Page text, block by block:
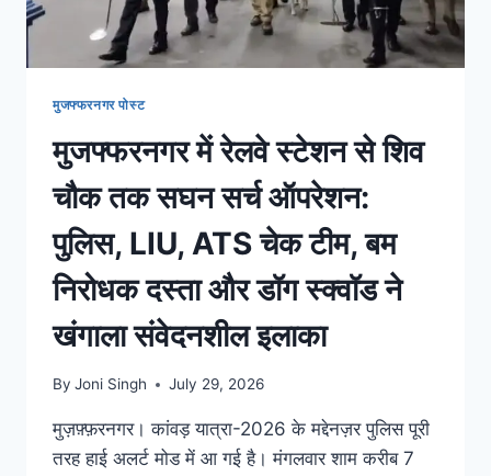
मुजफ्फरनगर पोस्ट
मुजफ्फरनगर में रेलवे स्टेशन से शिव
चौक तक सघन सर्च ऑपरेशन:
पुलिस, LIU, ATS चेक टीम, बम
निरोधक दस्ता और डॉग स्क्वॉड ने
खंगाला संवेदनशील इलाका
By Joni Singh July 29, 2026
मुज़फ़्फ़रनगर। कांवड़ यात्रा-2026 के मद्देनज़र पुलिस पूरी
तरह हाई अलर्ट मोड में आ गई है। मंगलवार शाम करीब 7